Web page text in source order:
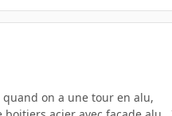
on a une tour en alu,